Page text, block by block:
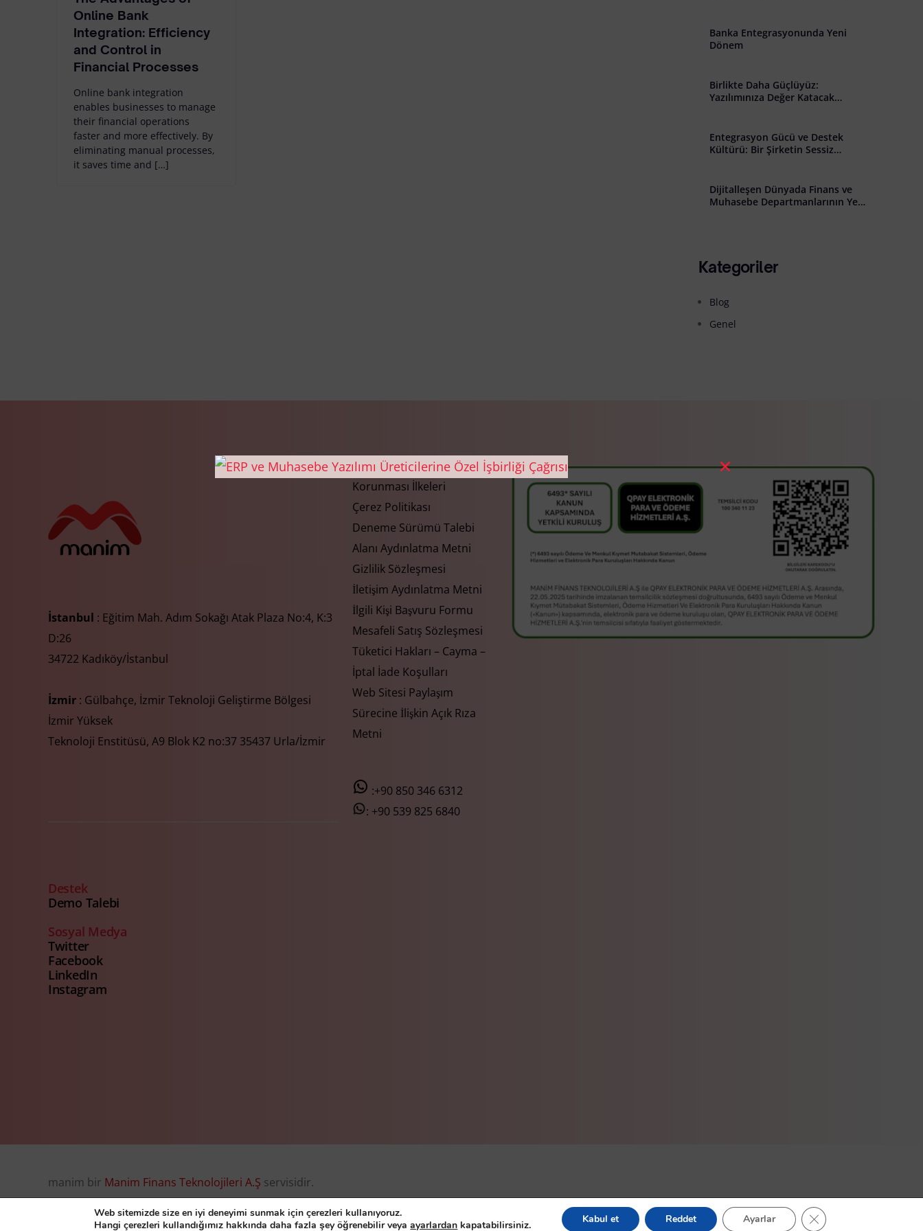
Online Bank
Integration: Efficiency
and Control in
Financial Processes
Online bank integration
enables businesses to manage
their financial operations
faster and more effectively. By
eliminating manual processes,
it saves time and […]
Banka Entegrasyonunda Yeni
Dönem
Birlikte Daha Güçlüyüz:
Yazılımınıza Değer Katacak
Entegrasyon Gücü ve Destek
Kültürü: Bir Şirketin Sessiz
Dijitalleşen Dünyada Finans ve
Muhasebe Departmanlarının Yeni
Kategoriler
Blog
Genel
İstanbul : Eğitim Mah. Adım Sokağı Atak Plaza No:4, K:3
D:26
34722 Kadıköy/İstanbul
İzmir : Gülbahçe, İzmir Teknoloji Geliştirme Bölgesi
İzmir Yüksek
Teknoloji Enstitüsü, A9 Blok K2 no:37 35437 Urla/İzmir
Destek
Demo Talebi
Sosyal Medya
Twitter
Facebook
LinkedIn
Instagram
Gizlilik ve Kişisel Verilerin
Korunması İlkeleri
Çerez Politikası
Deneme Sürümü Talebi
Alanı Aydınlatma Metni
Gizlilik Sözleşmesi
İletişim Aydınlatma Metni
İlgili Kişi Başvuru Formu
Mesafeli Satış Sözleşmesi
Tüketici Hakları – Cayma –
İptal İade Koşulları
Web Sitesi Paylaşım
Sürecine İlişkin Açık Rıza
Metni
:+90 850 346 6312
: +90 539 825 6840
manim bir Manim Finans Teknolojileri A.Ş servisidir.
© Manim Finans Teknolojileri A.Ş. 2026, all right reserved
Web sitemizde size en iyi deneyimi sunmak için çerezleri kullanıyoruz.
Hangi çerezleri kullandığımız hakkında daha fazla şey öğrenebilir veyaayarlardan kapatabilirsiniz. Kabul et Reddet Ayarlar GDPR çerez şeridini